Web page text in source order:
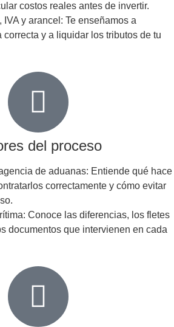
costos reales antes de invertir.
y arancel: Te enseñamos a
correcta y a liquidar los tributos de tu
del proceso
de aduanas: Entiende qué hace
correctamente y cómo evitar
Conoce las diferencias, los fletes
documentos que intervienen en cada